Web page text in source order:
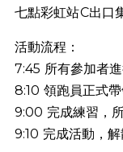
七點彩虹站C出口
活動流程：
7:45 所有參加者
8:10 領跑員正式
9:00 完成練習，
9:10 完成活動，解